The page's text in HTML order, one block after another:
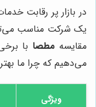
در بازار پر رقابت
یک شرکت مناسب
مقایسه مطصا با
می‌دهیم که چرا ما
ویژگی